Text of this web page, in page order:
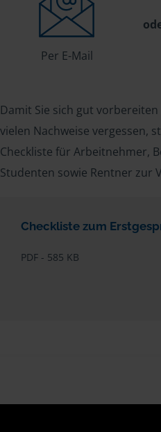
Per E-Mail
Damit Sie sich gut
vielen Nachweise vergessen,
Checkliste für Arbeitnehmer,
Studenten sowie Rentner zur
Checkliste zum
PDF - 585 KB